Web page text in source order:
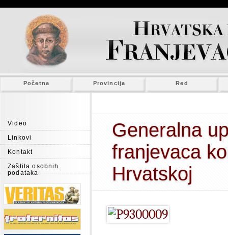
Početna Provincija Red
Video
Linkovi
Kontakt
Zaštita osobnih
podataka
Generalna
franjevaca
Hrvatskoj